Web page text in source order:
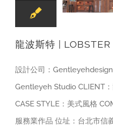
龍波斯特 | LOBSTER
設計公司：Gentleyehdesign
Gentleyeh Studio CLIENT
CASE STYLE：美式風格
服務業作品 位址：台北市信